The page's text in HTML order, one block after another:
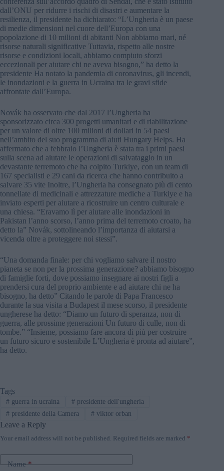
dall’ONU per ridurre i rischi di disastri e aumentare la
resilienza, il presidente ha dichiarato: “L’Ungheria è un paese
di medie dimensioni nel cuore dell’Europa con una
popolazione di 10 milioni di abitanti Non abbiamo mari, né
risorse naturali significative Tuttavia, rispetto alle nostre
risorse e condizioni locali, abbiamo compiuto sforzi
eccezionali per aiutare chi ne aveva bisogno,” ha detto la
presidente Ha notato la pandemia di coronavirus, gli incendi,
le inondazioni e la guerra in Ucraina tra le gravi sfide
affrontate dall’Europa.
Novák ha osservato che dal 2017 l’Ungheria ha
sponsorizzato circa 300 progetti umanitari e di riabilitazione
per un valore di oltre 100 milioni di dollari in 54 paesi
nell’ambito del suo programma di aiuti Hungary Helps. Ha
affermato che a febbraio l’Ungheria è stata tra i primi paesi
sulla scena ad aiutare le operazioni di salvataggio in un
devastante terremoto che ha colpito Turkiye, con un team di
167 specialisti e 29 cani da ricerca che hanno contribuito a
salvare 35 vite Inoltre, l’Ungheria ha consegnato più di cento
tonnellate di medicinali e attrezzature mediche a Turkiye e ha
inviato esperti per aiutare a ricostruire un centro culturale e
una chiesa. “Eravamo lì per aiutare alle inondazioni in
Pakistan l’anno scorso, l’anno prima del terremoto croato, ha
detto la” Novák, sottolineando l’importanza di aiutarsi a
vicenda oltre a proteggere noi stessi”.
“Una domanda finale: per chi vogliamo salvare il nostro
pianeta se non per la prossima generazione? abbiamo bisogno
di famiglie forti, dove possiamo insegnare ai nostri figli a
prendersi cura del proprio ambiente e ad aiutare chi ne ha
bisogno, ha detto” Citando le parole di Papa Francesco
durante la sua visita a Budapest il mese scorso, il presidente
ungherese ha detto: “Diamo un futuro di speranza, non di
guerra, alle prossime generazioni Un futuro di culle, non di
tombe.” “Insieme, possiamo fare ancora di più per costruire
un futuro sicuro e sostenibile L’Ungheria è pronta ad aiutare”,
ha detto.
Tags
#guerra in ucraina #presidente dell'ungheria
#presidente della Camera #viktor orban
Leave a Reply
Your email address will not be published. Required fields are marked *
Name*